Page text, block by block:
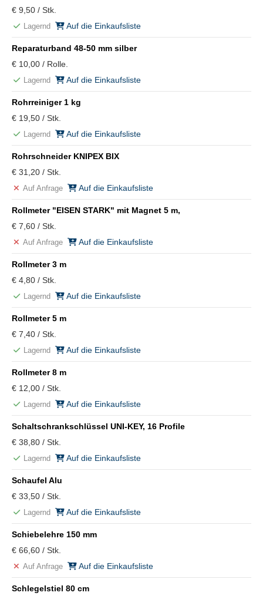
€ 9,50 / Stk.
Lagernd Auf die Einkaufsliste
Reparaturband 48-50 mm silber
€ 10,00 / Rolle.
Lagernd Auf die Einkaufsliste
Rohrreiniger 1 kg
€ 19,50 / Stk.
Lagernd Auf die Einkaufsliste
Rohrschneider KNIPEX BIX
€ 31,20 / Stk.
Auf Anfrage Auf die Einkaufsliste
Rollmeter "EISEN STARK" mit Magnet 5 m,
€ 7,60 / Stk.
Auf Anfrage Auf die Einkaufsliste
Rollmeter 3 m
€ 4,80 / Stk.
Lagernd Auf die Einkaufsliste
Rollmeter 5 m
€ 7,40 / Stk.
Lagernd Auf die Einkaufsliste
Rollmeter 8 m
€ 12,00 / Stk.
Lagernd Auf die Einkaufsliste
Schaltschrankschlüssel UNI-KEY, 16 Profile
€ 38,80 / Stk.
Lagernd Auf die Einkaufsliste
Schaufel Alu
€ 33,50 / Stk.
Lagernd Auf die Einkaufsliste
Schiebelehre 150 mm
€ 66,60 / Stk.
Auf Anfrage Auf die Einkaufsliste
Schlegelstiel 80 cm